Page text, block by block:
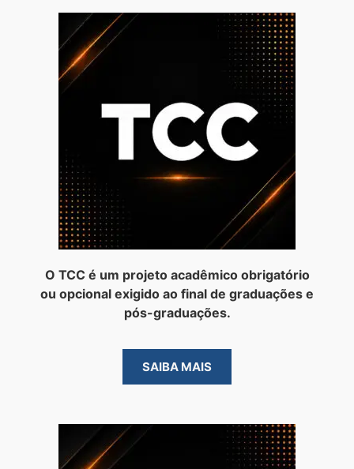
O TCC é um projeto acadêmico obrigatório
ou opcional exigido ao final de graduações e
pós-graduações.
SAIBA MAIS